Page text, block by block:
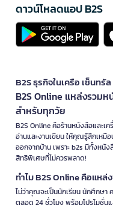
ดาวน์โหลดแอป B2S
B2S ธุรกิจในเครือ เซ็นท
B2S Online แหล่งรวมห
สำหรับทุกวัย
B2S Online คือร้านหนังสือและเ
อ่านและงานเขียน ให้คุณรู้สึกเหมื
ออกจากบ้าน เพราะ b2s มีทั้งหนั
สิทธิพิเศษที่ไม่ควรพลาด!
ทำไม B2S Online คือแห
ไม่ว่าคุณจะเป็นนักเรียน นักศึกษ
ตลอด 24 ชั่วโมง พร้อมโปรโมชั่น